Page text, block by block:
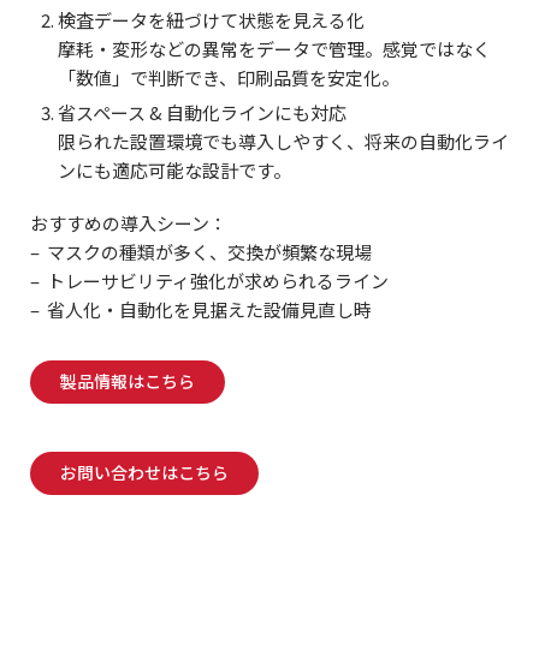
検査データを紐づけて状態を見える化
摩耗・変形などの異常をデータで管理。感覚ではなく
「数値」で判断でき、印刷品質を安定化。
省スペース & 自動化ラインにも対応
限られた設置環境でも導入しやすく、将来の自動化ライ
ンにも適応可能な設計です。
おすすめの導入シーン：
– マスクの種類が多く、交換が頻繁な現場
– トレーサビリティ強化が求められるライン
– 省人化・自動化を見据えた設備見直し時
製品情報はこちら
お問い合わせはこちら